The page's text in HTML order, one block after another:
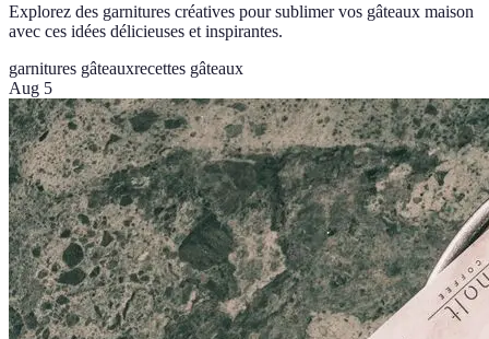
Explorez des garnitures créatives pour sublimer vos gâteaux maison
avec ces idées délicieuses et inspirantes.
garnitures gâteauxrecettes gâteaux
Aug 5